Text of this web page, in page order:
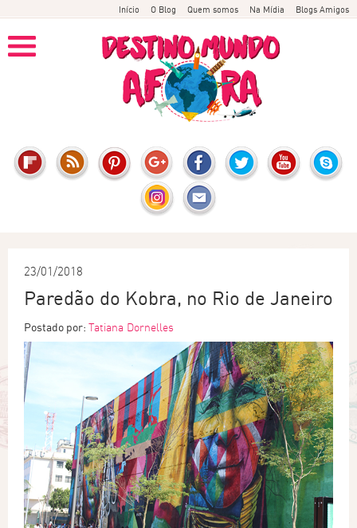
Início O Blog Quem somos Na Mídia Blogs Amigos
23/01/2018
Paredão do Kobra, no Rio de Janeiro
Postado por: Tatiana Dornelles